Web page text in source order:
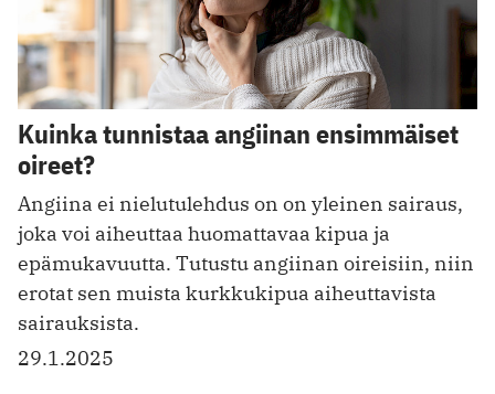
Kuinka tunnistaa angiinan ensimmäiset
oireet?
Angiina ei nielutulehdus on on yleinen sairaus,
joka voi aiheuttaa huomattavaa kipua ja
epämukavuutta. Tutustu angiinan oireisiin, niin
erotat sen muista kurkkukipua aiheuttavista
sairauksista.
29.1.2025